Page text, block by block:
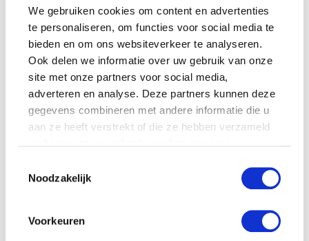
We gebruiken cookies om content en advertenties
te personaliseren, om functies voor social media te
bieden en om ons websiteverkeer te analyseren.
Ook delen we informatie over uw gebruik van onze
site met onze partners voor social media,
adverteren en analyse. Deze partners kunnen deze
gegevens combineren met andere informatie die u
aan ze heeft verstrekt of die ze hebben verzameld
Noodzakelijk
Voorkeuren
KIM KÖTTER DEELT PRACHTIGE
GEZINSFOTO MET HAAR
MANNEN
JOSJE HUISMAN SHOWT
BABYBUIK OP IBIZA
PRACHTIGE FOTO MET BABY